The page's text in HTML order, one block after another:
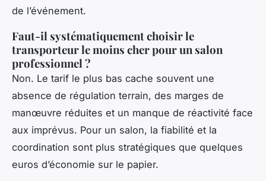
de l’événement.
Faut-il systématiquement choisir le
transporteur le moins cher pour un salon
professionnel ?
Non. Le tarif le plus bas cache souvent une
absence de régulation terrain, des marges de
manœuvre réduites et un manque de réactivité face
aux imprévus. Pour un salon, la fiabilité et la
coordination sont plus stratégiques que quelques
euros d’économie sur le papier.